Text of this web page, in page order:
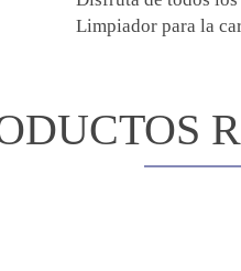
Limpiador para la